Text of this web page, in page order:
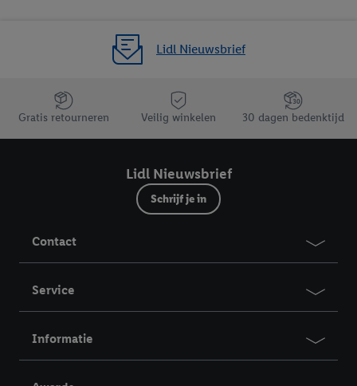
Lidl Nieuwsbrief
Jouw voordelen bij ons als Lidl webshop klant
Gratis retourneren Veilig winkelen 30 dagen bedenktijd
Lidl Nieuwsbrief
Schrijf je in
Contact
Service
Informatie